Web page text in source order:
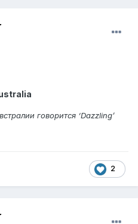
говорится ‘Dazzling’
2